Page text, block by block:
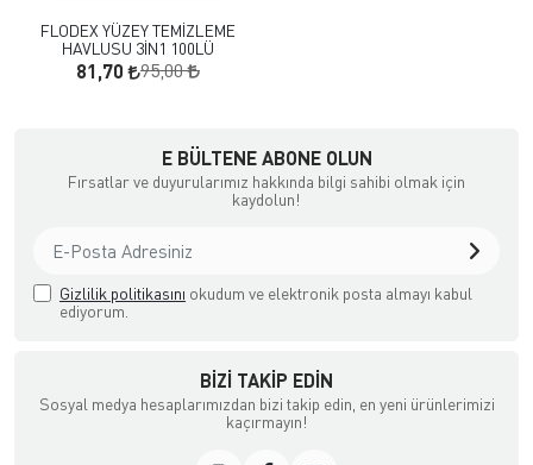
FLODEX YÜZEY TEMİZLEME
HAVLUSU 3İN1 100LÜ
81,70 95,00
E BÜLTENE ABONE OLUN
Fırsatlar ve duyurularımız hakkında bilgi sahibi olmak için
kaydolun!
Gizlilik politikasını okudum ve elektronik posta almayı kabul
ediyorum.
BIZI TAKIP EDIN
Sosyal medya hesaplarımızdan bizi takip edin, en yeni ürünlerimizi
kaçırmayın!